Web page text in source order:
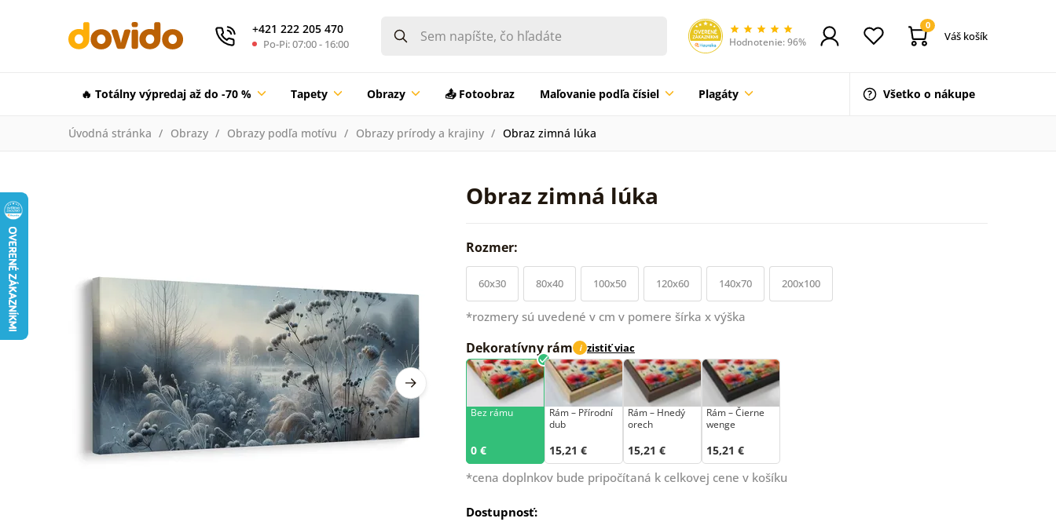
+421 222 205 470
Po-Pi: 07:00 - 16:00 Hodnotenie: 96%
0
Váš košík
🔥 Totálny výpredaj až do -70 % Tapety Obrazy 📤 Fotoobraz Maľovanie podľa čísiel Plagáty Všetko o nákupe
Úvodná stránka Obrazy Obrazy podľa motívu Obrazy prírody a krajiny Obraz zimná lúka
Obraz zimná lúka
Rozmer:
60x30 80x40 100x50 120x60 140x70 200x100
*rozmery sú uvedené v cm v pomere šírka x výška
Dekoratívny rám i zistiť viac
Bez rámu
0 €
Rám –⁠⁠⁠⁠⁠⁠ Přírodní
dub
15,21 €
Rám – Hnedý
orech
15,21 €
Rám – Čierne
wenge
15,21 €
*cena doplnkov bude pripočítaná k celkovej cene v košíku
Dostupnosť: